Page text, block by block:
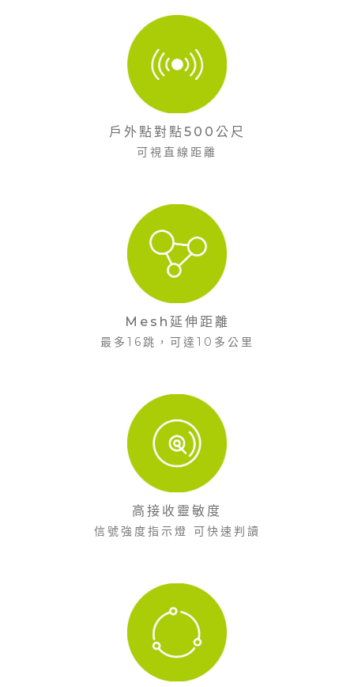
戶外點對點500公尺
可視直線距離
Mesh延伸距離
最多16跳，可達10多公里
高接收靈敏度
信號強度指示燈 可快速判讀